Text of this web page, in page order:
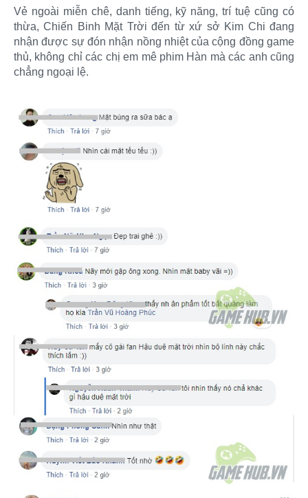
Vẻ ngoài miễn chê, danh tiếng, kỹ năng, trí tuệ cũng có
thừa, Chiến Binh Mặt Trời đến từ xứ sở Kim Chi đang
nhận được sự đón nhận nồng nhiệt của cộng đồng game
thủ, không chỉ các chị em mê phim Hàn mà các anh cũng
chẳng ngoại lệ.